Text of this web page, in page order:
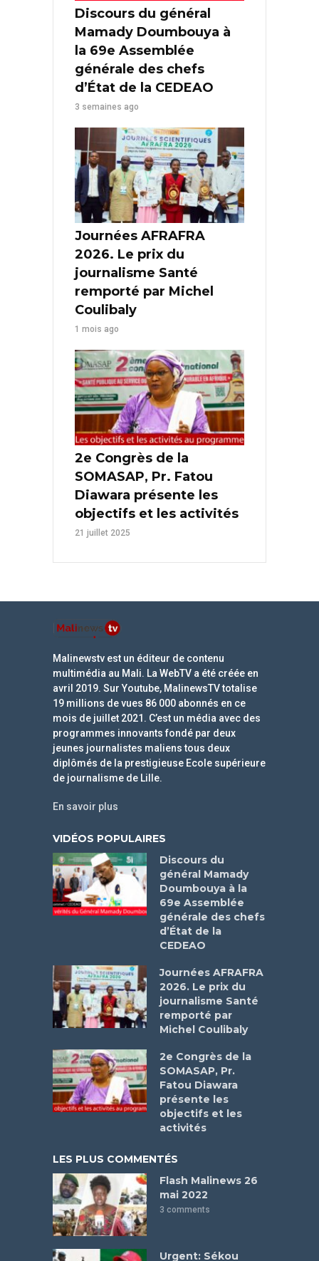
Discours du général
Mamady Doumbouya à
la 69e Assemblée
générale des chefs
d’État de la CEDEAO
3 semaines ago
Journées AFRAFRA
2026. Le prix du
journalisme Santé
remporté par Michel
Coulibaly
1 mois ago
2e Congrès de la
SOMASAP, Pr. Fatou
Diawara présente les
objectifs et les activités
21 juillet 2025
Malinewstv est un éditeur de contenu
multimédia au Mali. La WebTV a été créée en
avril 2019. Sur Youtube, MalinewsTV totalise
19 millions de vues 86 000 abonnés en ce
mois de juillet 2021. C’est un média avec des
programmes innovants fondé par deux
jeunes journalistes maliens tous deux
diplômés de la prestigieuse Ecole supérieure
de journalisme de Lille.
En savoir plus
VIDÉOS POPULAIRES
Discours du
général Mamady
Doumbouya à la
69e Assemblée
générale des chefs
d’État de la
CEDEAO
Journées AFRAFRA
2026. Le prix du
journalisme Santé
remporté par
Michel Coulibaly
2e Congrès de la
SOMASAP, Pr.
Fatou Diawara
présente les
objectifs et les
activités
LES PLUS COMMENTÉS
Flash Malinews 26
mai 2022
3 comments
Urgent: Sékou